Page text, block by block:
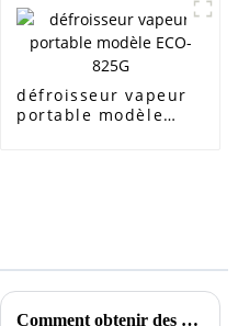
défroisseur vapeur
portable modèle
Comment obtenir des vêtements parfaitement repassés avec un fer à repasser vapeur miniature